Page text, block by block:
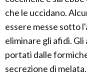
che le uccidano.
essere messe sotto
eliminare gli afidi.
portati dalle
secrezione di